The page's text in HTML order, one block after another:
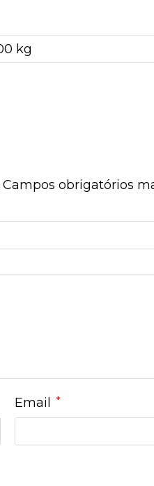
kg
Campos obrigatórios
Email *